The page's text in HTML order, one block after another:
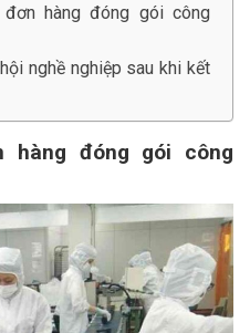
hàng đóng gói công
nghề nghiệp sau khi kết
hàng đóng gói công